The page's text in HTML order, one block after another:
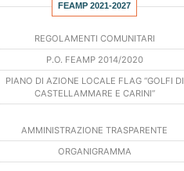
FEAMP 2021-2027
REGOLAMENTI COMUNITARI
P.O. FEAMP 2014/2020
PIANO DI AZIONE LOCALE FLAG “GOLFI DI
CASTELLAMMARE E CARINI”
AMMINISTRAZIONE TRASPARENTE
ORGANIGRAMMA